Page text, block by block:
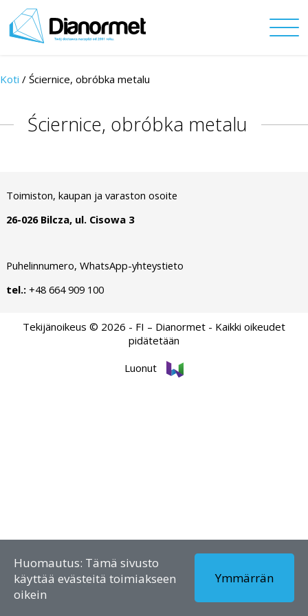
Koti / Ściernice, obróbka metalu
Ściernice, obróbka metalu
Toimiston, kaupan ja varaston osoite
26-026 Bilcza, ul. Cisowa 3
Puhelinnumero, WhatsApp-yhteystieto
tel.:+48 664 909 100
Tekijänoikeus © 2026 - FI – Dianormet - Kaikki oikeudet
pidätetään
Luonut
Huomautus: Tämä sivusto
käyttää evästeitä toimiakseen
oikein
Ymmärrän